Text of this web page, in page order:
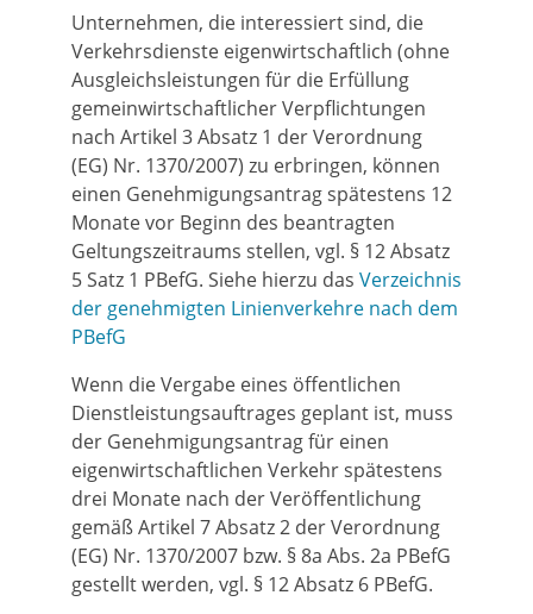
Unternehmen, die interessiert sind, die
Verkehrsdienste eigenwirtschaftlich (ohne
Ausgleichsleistungen für die Erfüllung
gemeinwirtschaftlicher Verpflichtungen
nach Artikel 3 Absatz 1 der Verordnung
(EG) Nr. 1370/2007) zu erbringen, können
einen Genehmigungsantrag spätestens 12
Monate vor Beginn des beantragten
Geltungszeitraums stellen, vgl. § 12 Absatz
5 Satz 1 PBefG. Siehe hierzu das Verzeichnis
der genehmigten Linienverkehre nach dem
PBefG
Wenn die Vergabe eines öffentlichen
Dienstleistungsauftrages geplant ist, muss
der Genehmigungsantrag für einen
eigenwirtschaftlichen Verkehr spätestens
drei Monate nach der Veröffentlichung
gemäß Artikel 7 Absatz 2 der Verordnung
(EG) Nr. 1370/2007 bzw. § 8a Abs. 2a PBefG
gestellt werden, vgl. § 12 Absatz 6 PBefG.